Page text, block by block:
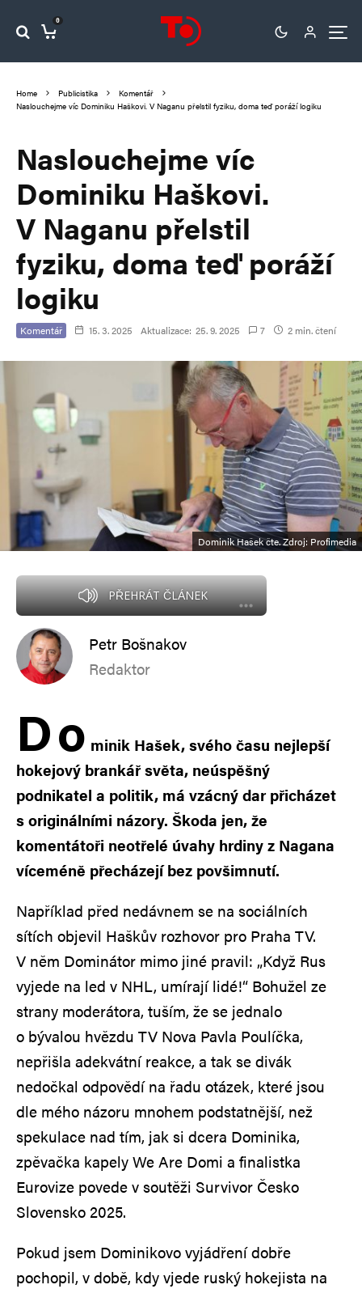
0
Home Publicistika
Komentář
Naslouchejme víc Dominiku Haškovi. V Naganu přelstil fyziku, doma teď poráží logiku
Naslouchejme víc
Dominiku Haškovi.
V Naganu přelstil
fyziku, doma teď poráží
logiku
Komentář 15. 3. 2025 Aktualizace: 25. 9. 2025 7 2 min. čtení
Dominik Hašek čte. Zdroj: Profimedia
PŘEHRÁT ČLÁNEK
Petr Bošnakov
Redaktor
Do minik Hašek, svého času nejlepší
hokejový brankář světa, neúspěšný
podnikatel a politik, má vzácný dar přicházet
s originálními názory. Škoda jen, že
komentátoři neotřelé úvahy hrdiny z Nagana
víceméně přecházejí bez povšimnutí.
Například před nedávnem se na sociálních
sítích objevil Haškův rozhovor pro Praha TV.
V něm Dominátor mimo jiné pravil: „Když Rus
vyjede na led v NHL, umírají lidé!“ Bohužel ze
strany moderátora, tuším, že se jednalo
o bývalou hvězdu TV Nova Pavla Poulíčka,
nepřišla adekvátní reakce, a tak se divák
nedočkal odpovědí na řadu otázek, které jsou
dle mého názoru mnohem podstatnější, než
spekulace nad tím, jak si dcera Dominika,
zpěvačka kapely We Are Domi a finalistka
Eurovize povede v soutěži Survivor Česko
Slovensko 2025.
Pokud jsem Dominikovo vyjádření dobře
pochopil, v době, kdy vjede ruský hokejista na